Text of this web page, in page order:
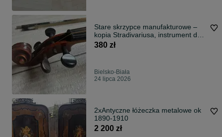
Stare skrzypce manufakturowe –
kopia Stradivariusa, instrument do
renowacji
380 zł
Bielsko-Biała
24 lipca 2026
2xAntyczne łóżeczka metalowe ok
1890-1910
2 200 zł